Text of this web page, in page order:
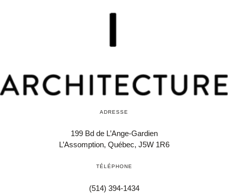
ADRESSE
199 Bd de L’Ange-Gardien
L’Assomption, Québec, J5W 1R6
TÉLÉPHONE
(514) 394-1434